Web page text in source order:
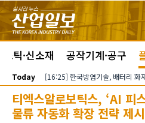
본문 바로가기
틱·신소재 공작기계·공구
Today [16:25] 한국방염기술, 배터리 화
티엑스알로보틱스, ‘AI 피
물류 자동화 확장 전략 제시